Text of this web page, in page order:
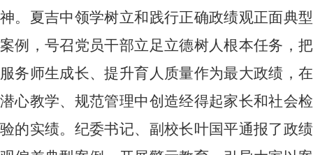
神。夏吉中领学树立和践行正确政绩观正面典型
案例，号召党员干部立足立德树人根本任务，把
服务师生成长、提升育人质量作为最大政绩，在
潜心教学、规范管理中创造经得起家长和社会检
验的实绩。纪委书记、副校长叶国平通报了政绩